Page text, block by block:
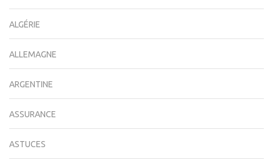
ALGÉRIE
ALLEMAGNE
ARGENTINE
ASSURANCE
ASTUCES